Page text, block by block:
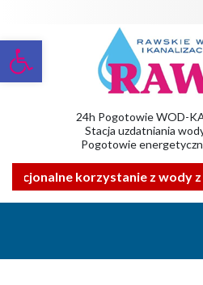
Otwórz pasek
24h Pogotowie WOD-
Stacja uzdatniania
Pogotowie
korzystanie z wody z